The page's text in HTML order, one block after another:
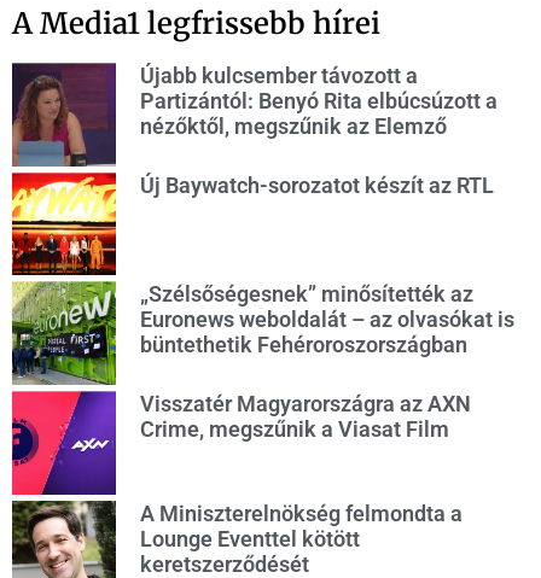
A Media1 legfrissebb hírei
Újabb kulcsember távozott a
Partizántól: Benyó Rita elbúcsúzott a
nézőktől, megszűnik az Elemző
Új Baywatch-sorozatot készít az RTL
„Szélsőségesnek” minősítették az
Euronews weboldalát – az olvasókat is
büntethetik Fehéroroszországban
Visszatér Magyarországra az AXN
Crime, megszűnik a Viasat Film
A Miniszterelnökség felmondta a
Lounge Eventtel kötött
keretszerződését